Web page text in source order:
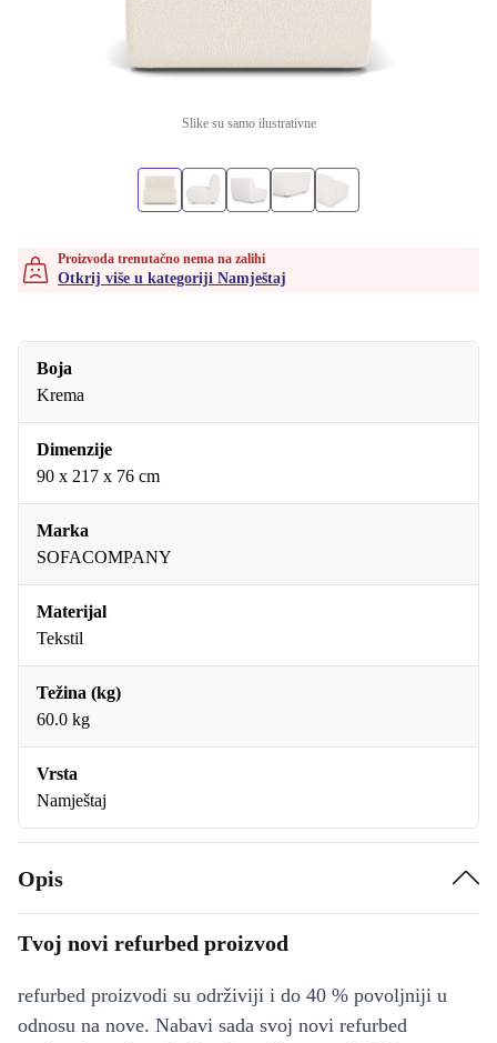
Slike su samo ilustrativne
Proizvoda trenutačno nema na zalihi
Otkrij više u kategoriji Namještaj
Boja
Krema
Dimenzije
90 x 217 x 76 cm
Marka
SOFACOMPANY
Materijal
Tekstil
Težina (kg)
60.0 kg
Vrsta
Namještaj
Opis
Tvoj novi refurbed proizvod
refurbed proizvodi su održiviji i do 40 % povoljniji u
odnosu na nove. Nabavi sada svoj novi refurbed